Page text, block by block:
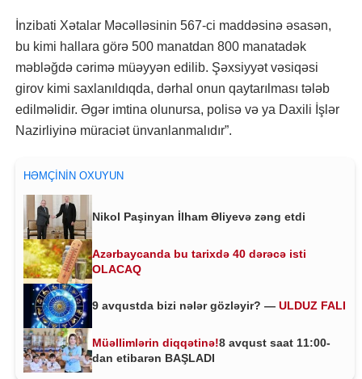
İnzibati Xətalar Məcəlləsinin 567-ci maddəsinə əsasən,
bu kimi hallara görə 500 manatdan 800 manatadək
məbləğdə cərimə müəyyən edilib. Şəxsiyyət vəsiqəsi
girov kimi saxlanıldıqda, dərhal onun qaytarılması tələb
edilməlidir. Əgər imtina olunursa, polisə və ya Daxili İşlər
Nazirliyinə müraciət ünvanlanmalıdır”.
HƏMÇININ OXUYUN
Nikol Paşinyan İlham Əliyevə zəng etdi
Azərbaycanda bu tarixdə 40 dərəcə isti
OLACAQ
9 avqustda bizi nələr gözləyir? — ULDUZ FALI
Müəllimlərin diqqətinə!8 avqust saat 11:00-
dan etibarən BAŞLADI